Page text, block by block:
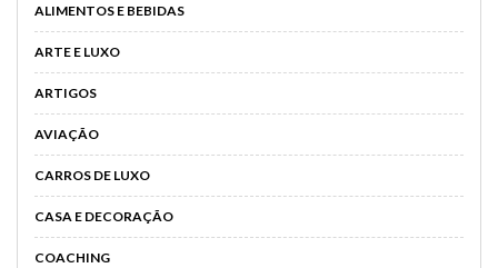
ALIMENTOS E BEBIDAS
ARTE E LUXO
ARTIGOS
AVIAÇÃO
CARROS DE LUXO
CASA E DECORAÇÃO
COACHING